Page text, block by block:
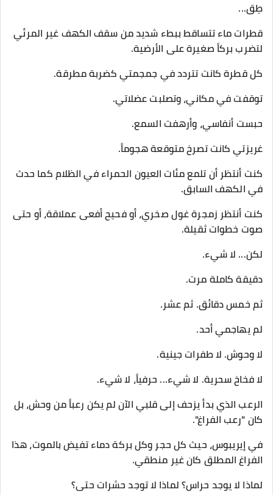
طِق...
​قطرات ماء تتساقط ببطء شديد من سقف الكهف غير المرئي
لتضرب بركاً صغيرة على الأرضية.
كل قطرة كانت تتردد في جمجمتي كضربة مطرقة.
​توقفت في مكاني، وتصلبت عضلاتي.
حبست أنفاسي، وأرهفت السمع.
غريزتي كانت تصرخ متوقعة هجوماً.
كنت أنتظر أن تلمع مئات العيون الحمراء في الظلام كما حدث
في الكهف السابق.
كنت أنتظر زمجرة غول صخري، أو فحيح أفعى عملاقة، أو حتى
صوت خطوات ثقيلة.
​لكن... لا شيء.
​دقيقة كاملة مرت.
ثم خمس دقائق. ثم عشر.
​لم يهاجمي أحد.
لا وحوش. لا طفرات جينية.
لا فخاخ سحرية. لا شيء... حرفياً، لا شيء.
​الرعب الذي بدأ يزحف إلى قلبي الآن لم يكن رعباً من وحش، بل
كان "رعب الفراغ".
في إيريبوس، حيث كل حجر وكل بركة دماء تفيض بالموت، هذا
الفراغ المطلق كان غير منطقي.
لماذا لا يوجد حراس؟ لماذا لا توجد حشرات حتى؟